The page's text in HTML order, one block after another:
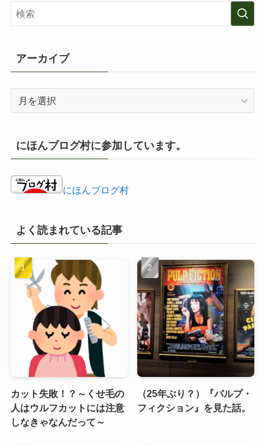
リ
ー
アーカイブ
イ
ブ
にほんブログ村に参加しています。
にほんブログ村
よく読まれている記事
カット失敗！？～くせ毛の
人はウルフカットには注意
しなきゃなんだって～
（25年ぶり？）『パルプ・
フィクション』を見た話。